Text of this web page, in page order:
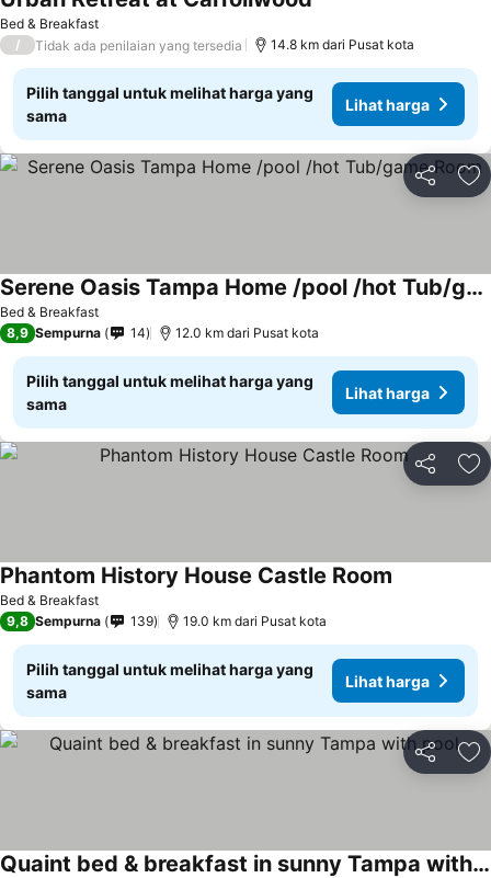
Bed & Breakfast
/ Tidak ada penilaian yang tersedia 14.8 km dari Pusat kota
Pilih tanggal untuk melihat harga yang
sama
Lihat harga
Bagikan
Bed & Breakfast
Serene Oasis Tampa Home /pool /hot Tub/game Room
8,9 Sempurna 14 12.0 km dari Pusat kota
Pilih tanggal untuk melihat harga yang
sama
Lihat harga
Bagikan
Bed & Breakfast
Phantom History House Castle Room
9,8 Sempurna 139 19.0 km dari Pusat kota
Pilih tanggal untuk melihat harga yang
sama
Lihat harga
Bagikan
Quaint bed & breakfast in sunny Tampa with pool